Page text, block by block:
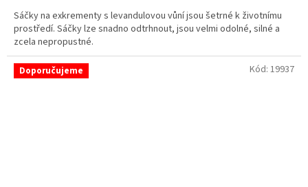
Sáčky na exkrementy s levandulovou vůní jsou šetrné k životnímu
prostředí. Sáčky lze snadno odtrhnout, jsou velmi odolné, silné a
zcela nepropustné.
Doporučujeme Kód: 19937